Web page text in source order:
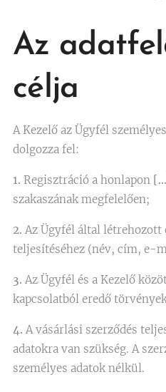
Az
célja
A Kezelő az Ügyfél
dolgozza fel:
1. Regisztráció a honlapon
szakaszának megfelelően;
2. Az Ügyfél által
teljesítéséhez (név, cím, e-
3. Az Ügyfél és a Kezelő
kapcsolatból eredő
4. A vásárlási szerződés
adatokra van szükség. A
személyes adatok nélkül.